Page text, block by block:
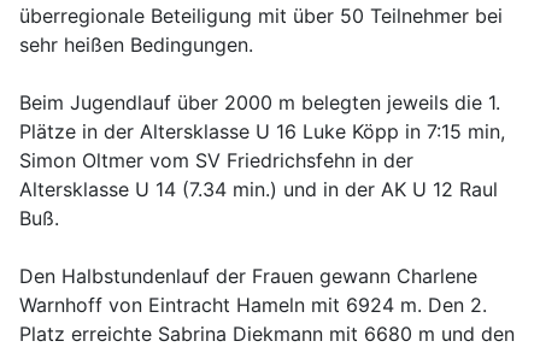
überregionale Beteiligung mit über 50 Teilnehmer bei
sehr heißen Bedingungen.
Beim Jugendlauf über 2000 m belegten jeweils die 1.
Plätze in der Altersklasse U 16 Luke Köpp in 7:15 min,
Simon Oltmer vom SV Friedrichsfehn in der
Altersklasse U 14 (7.34 min.) und in der AK U 12 Raul
Buß.
Den Halbstundenlauf der Frauen gewann Charlene
Warnhoff von Eintracht Hameln mit 6924 m. Den 2.
Platz erreichte Sabrina Diekmann mit 6680 m und den